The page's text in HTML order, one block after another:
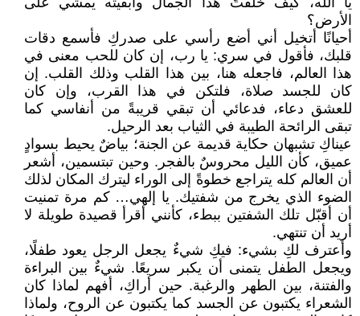
الأرض؟
أحيانًا أتخيل أني أضع رأسي على صدركِ فأسمع دقات
قلبك، فأقول في سري: يا رب، إن كان للحب معنى في
هذا العالم، فاجعله هنا، بين هذا القلب وذلك القلب. إن
كان للجسد صلاة، فلتكن في هذا القرب، وإن كان
للعشق دعاء، فدعائي أن تبقي قريبةً من أنفاسي كما
تبقى الرائحة الطيبة في الثياب بعد الرحيل.
عيناكِ تشبهان حكاية قديمة عن الجنة؛ بياضٌ يحيط بسوادٍ
عميق، كأن الليل محروسٌ بالفجر. وحين تبتسمين، أشعر
أن العالم كله يتراجع خطوةً إلى الوراء ليترك المكان لذلك
الضوء الذي يخرج من شفتيك. يا إلهي… كم مرة تمنيت
أن أقبّل تلك الشفتين ببطء، كأنني أقرأ قصيدة طويلة لا
أريد أن تنتهي.
وأعترف لكِ بشيء: فيكِ شيءٌ يجعل الرجل يعود طفلًا،
ويجعل الطفل يتمنى أن يكبر سريعًا. شيءٌ بين البراءة
والفتنة، بين الطهر والرغبة. حين أراكِ، أفهم لماذا كان
الشعراء يكتبون عن الجسد كما يكتبون عن الروح، ولماذا